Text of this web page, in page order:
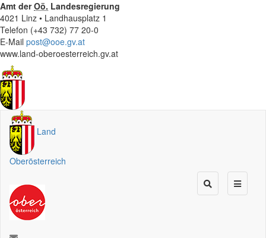
Amt derOö. Landesregierung
4021 Linz • Landhausplatz 1
Telefon (+43 732) 77 20-0
E-Mail post@ooe.gv.at
www.land-oberoesterreich.gv.at
Land
Oberösterreich